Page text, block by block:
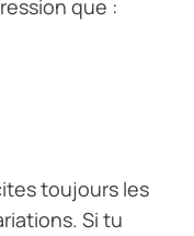
que :
toujours les
Si tu